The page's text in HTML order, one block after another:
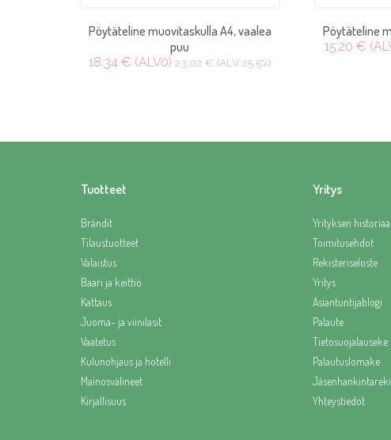
Pöytäteline muovitaskulla A4, vaalea
puu
18,34 € (ALV0) 23,02 € (ALV 25.5%)
Pöytäteline
15,20 €
Tuotteet
Brändit
Tilaustuotteet
Valaistus
Baari ja keittiö
Kattaus
Juoma- ja viinilasit
Vaatetus
Kulunohjaus ja hotelli
Mainosvälineet
Kirjallisuus
Yritys
Yrityksen historiaa
Toimitusehdot
Rekisteriseloste
Yritys
Asiantuntijablogi
Palaute
Tietosuojalauseke
Palautuslomake
Yhteystiedot